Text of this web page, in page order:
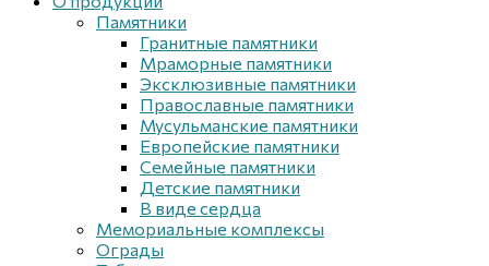
Памятники
Гранитные памятники
Мраморные памятники
Эксклюзивные памятники
Православные памятники
Мусульманские памятники
Европейские памятники
Семейные памятники
Детские памятники
В виде сердца
Мемориальные комплексы
Ограды